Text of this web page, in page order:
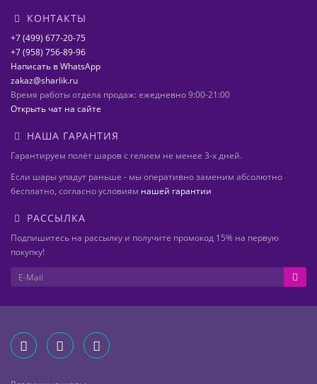
КОНТАКТЫ
+7 (499) 677-20-75
+7 (958) 756-89-96
Написать в WhatsApp
zakaz@sharlik.ru
Время работы отдела продаж: ежедневно 9:00-21:00
Открыть чат на сайте
НАША ГАРАНТИЯ
Гарантируем полёт шаров с гелием не менее 3-х дней.
Если шары упадут раньше - мы оперативно заменим абсолютно
бесплатно, согласно условиям нашей гарантии
РАССЫЛКА
Подпишитесь на рассылку и получите промокод 15% на первую
покупку!